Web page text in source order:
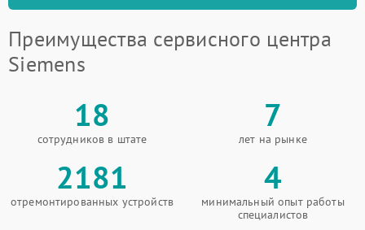
Преимущества сервисного центра
Siemens
18
сотрудников в штате
7
лет на рынке
2181
отремонтированных устройств
4
минимальный опыт работы
специалистов